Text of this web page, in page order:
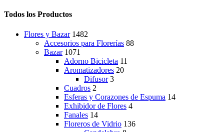
Todos los Productos
Flores y Bazar 1482
Accesorios para Florerías 88
Bazar 1071
Adorno Bicicleta 11
Aromatizadores 20
Difusor 3
Cuadros 2
Esferas y Corazones de Espuma 14
Exhibidor de Flores 4
Fanales 14
Floreros de Vidrio 136